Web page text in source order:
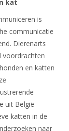
kat
is
communicatie
Dierenarts
voordrachten
en katten
uit België
katten in de
naar